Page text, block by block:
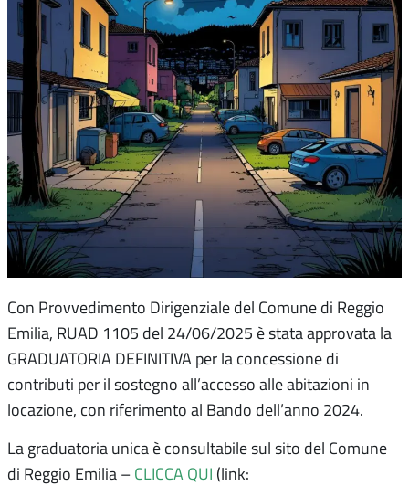
Con Provvedimento Dirigenziale del Comune di Reggio
Emilia, RUAD 1105 del 24/06/2025 è stata approvata la
GRADUATORIA DEFINITIVA per la concessione di
contributi per il sostegno all’accesso alle abitazioni in
locazione, con riferimento al Bando dell’anno 2024.
La graduatoria unica è consultabile sul sito del Comune
di Reggio Emilia – CLICCA QUI (link: